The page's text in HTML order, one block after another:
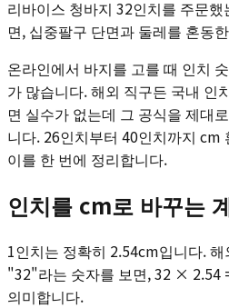
리바이스 청바지 32인치를 주문
면, 십중팔구 단면과 둘레를 혼동
온라인에서 바지를 고를 때 인치
가 많습니다. 해외 직구든 국내 인
면 실수가 없는데 그 공식을 제대
니다. 26인치부터 40인치까지 cm
이를 한 번에 정리합니다.
인치를 cm로 바꾸는
1인치는 정확히 2.54cm입니다.
"32"라는 숫자를 보면, 32 × 2.54
의미합니다.